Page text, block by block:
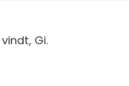
Gi.